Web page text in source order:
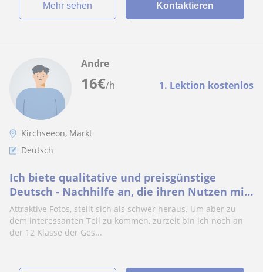
Mehr sehen Kontaktieren
16€/h 1. Lektion kostenlos
Andre
Kirchseeon, Markt
Deutsch
Ich biete qualitative und preisgünstige
Deutsch - Nachhilfe an, die ihren Nutzen mit
sich bringt
Attraktive Fotos, stellt sich als schwer heraus. Um aber zu
dem interessanten Teil zu kommen, zurzeit bin ich noch an
der 12 Klasse der Ges...